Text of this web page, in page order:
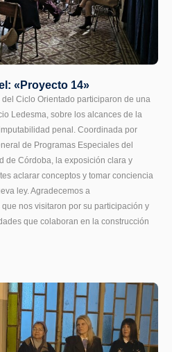
«Proyecto 14»
Ciclo Orientado participaron de una
Ledesma, sobre los alcances de la
penal. Coordinada por
de Programas Especiales del
de Córdoba, la exposición clara y
aclarar conceptos y tomar conciencia
ley. Agradecemos a
nos visitaron por su participación y
que colaboran en la construcción